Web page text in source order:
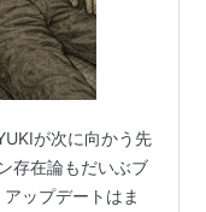
が次に向かう先
存在論もだいぶブ
ップデートはま